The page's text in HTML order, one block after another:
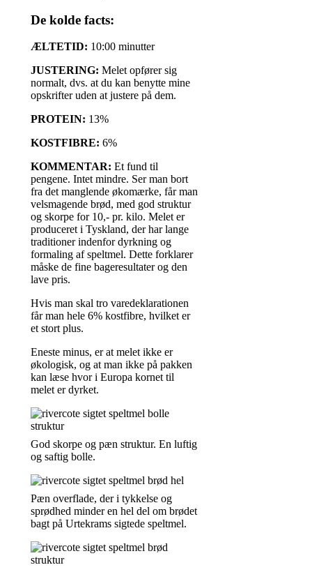
De kolde facts:
ÆLTETID: 10:00 minutter
JUSTERING: Melet opfører sig
normalt, dvs. at du kan benytte mine
opskrifter uden at justere på dem.
PROTEIN: 13%
KOSTFIBRE: 6%
KOMMENTAR: Et fund til
pengene. Intet mindre. Ser man bort
fra det manglende økomærke, får man
velsmagende brød, med god struktur
og skorpe for 10,- pr. kilo. Melet er
produceret i Tyskland, der har lange
traditioner indenfor dyrkning og
formaling af speltmel. Dette forklarer
måske de fine bageresultater og den
lave pris.
Hvis man skal tro varedeklarationen
får man hele 6% kostfibre, hvilket er
et stort plus.
Eneste minus, er at melet ikke er
økologisk, og at man ikke på pakken
kan læse hvor i Europa kornet til
melet er dyrket.
God skorpe og pæn struktur. En luftig
og saftig bolle.
Pæn overflade, der i tykkelse og
sprødhed minder en hel del om brødet
bagt på Urtekrams sigtede speltmel.